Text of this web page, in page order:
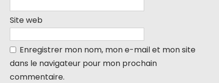
Site web
Enregistrer mon nom, mon e-mail et mon site
dans le navigateur pour mon prochain
commentaire.